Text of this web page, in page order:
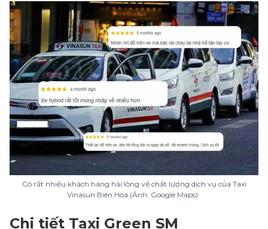
Có rất nhiều khách hàng hài lòng về chất lượng dịch vụ của Taxi
Vinasun Biên Hòa (Ảnh: Google Maps)
Chi tiết Taxi Green SM